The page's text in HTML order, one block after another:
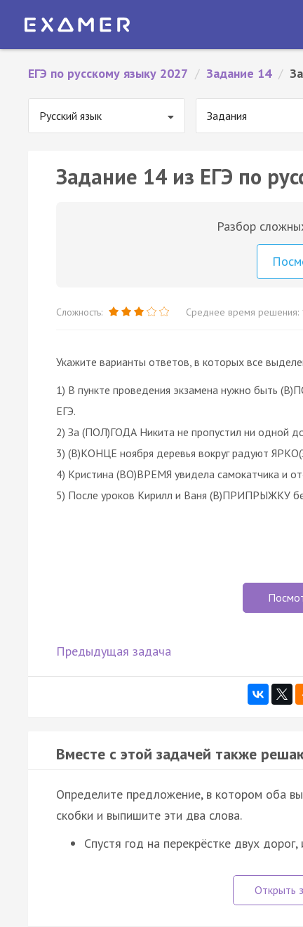
ЕГЭ по русскому языку 2027 / Задание 14 /
Русский язык Задания
Задание 14 из ЕГЭ по
Разбор
Сложность: Среднее время решения:
Укажите варианты ответов, в которых все
1) В пункте проведения экзамена нужно быть
ЕГЭ.
2) За (ПОЛ)ГОДА Никита не пропустил ни одной
3) (В)КОНЦЕ ноября деревья вокруг радуют
4) Кристина (ВО)ВРЕМЯ увидела самокатчика и
5) После уроков Кирилл и Ваня (В)ПРИПРЫЖКУ
Предыдущая задача
Вместе с этой задачей также
Определите предложение, в котором оба
скобки и выпишите эти два слова.
Спустя год на перекрёстке двух